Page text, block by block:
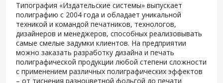
Типография «Издательские системы» выпускает
полиграфию с 2004 года и обладает уникальной
техникой и командой печатников, технологов,
дизайнеров и менеджеров, способных реализовывать
самые смелые задумки клиентов. На предприятии
можно заказать разработку дизайна и печать
полиграфической продукции любой степени сложности
с применением различных полиграфических эффектов
– от тиснения разноцветной фольгой до печати